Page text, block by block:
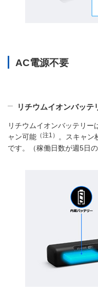
AC電源不要
リチウムイオンバッテ
リチウムイオンバッテリー
ャン可能 （注1）
。スキャン
です。（稼働日数が週5日の